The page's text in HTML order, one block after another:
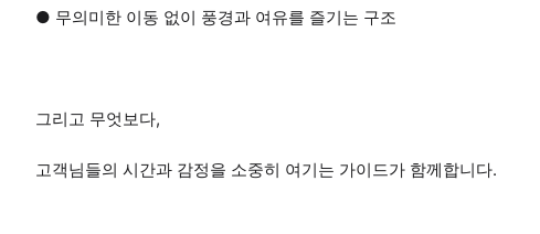
● 무의미한 이동 없이 풍경과 여유를 즐기는 구조
그리고 무엇보다,
고객님들의 시간과 감정을 소중히 여기는 가이드가 함께합니다.